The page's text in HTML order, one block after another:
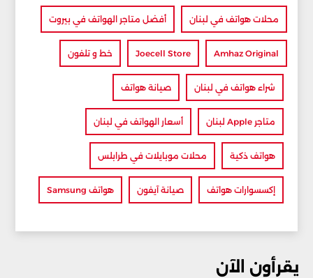
محلات هواتف في لبنان أفضل متاجر الهواتف في بيروت
Amhaz Original
Joecell Store خط و تلفون
شراء هواتف في لبنان صيانة هواتف
متاجر Apple لبنان أسعار الهواتف في لبنان
هواتف ذكية محلات موبايلات في طرابلس
إكسسوارات هواتف صيانة آيفون هواتف Samsung
يقرأون الآن